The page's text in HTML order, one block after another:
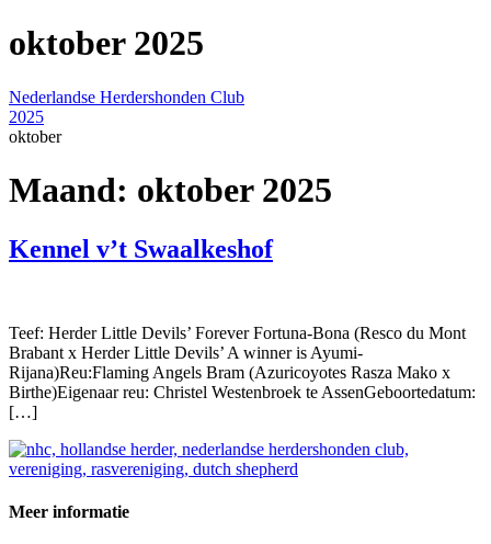
oktober 2025
Nederlandse Herdershonden Club
2025
oktober
Maand: oktober 2025
Kennel v’t Swaalkeshof
Teef: Herder Little Devils’ Forever Fortuna-Bona (Resco du Mont
Brabant x Herder Little Devils’ A winner is Ayumi-
Rijana)Reu:Flaming Angels Bram (Azuricoyotes Rasza Mako x
Birthe)Eigenaar reu: Christel Westenbroek te AssenGeboortedatum:
[…]
Meer informatie